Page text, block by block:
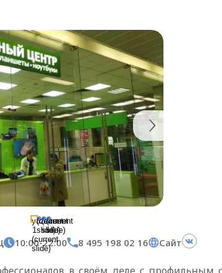
yuz-
1
(current
slide)
(current
slide)
(current
slide)
(current
slide)
10:00-22:00 8 495 198 02 16 Сайт